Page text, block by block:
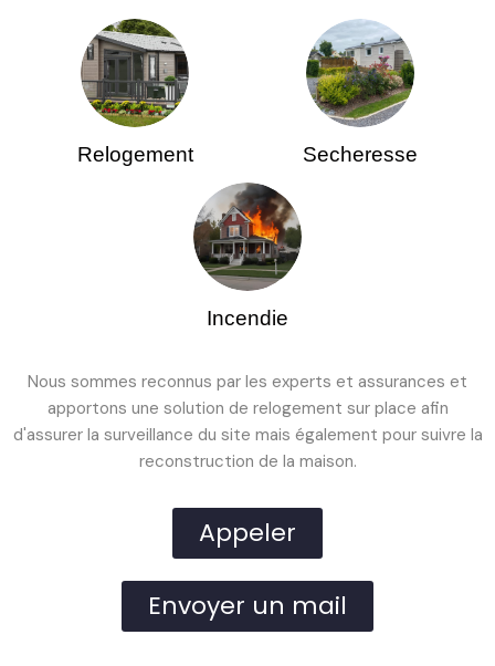
Relogement Secheresse
Incendie
Nous sommes reconnus par les experts et assurances et
apportons une solution de relogement sur place afin
d'assurer la surveillance du site mais également pour suivre la
reconstruction de la maison.
Appeler
Envoyer un mail